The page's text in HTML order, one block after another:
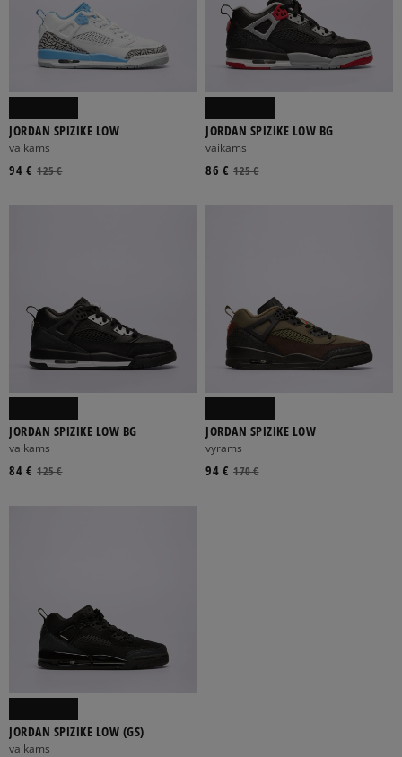
JORDAN SPIZIKE LOW
vaikams
125 €
94 €
JORDAN SPIZIKE LOW BG
vaikams
125 €
86 €
JORDAN SPIZIKE LOW BG
vaikams
125 €
84 €
JORDAN SPIZIKE LOW
vyrams
170 €
94 €
JORDAN SPIZIKE LOW (GS)
vaikams